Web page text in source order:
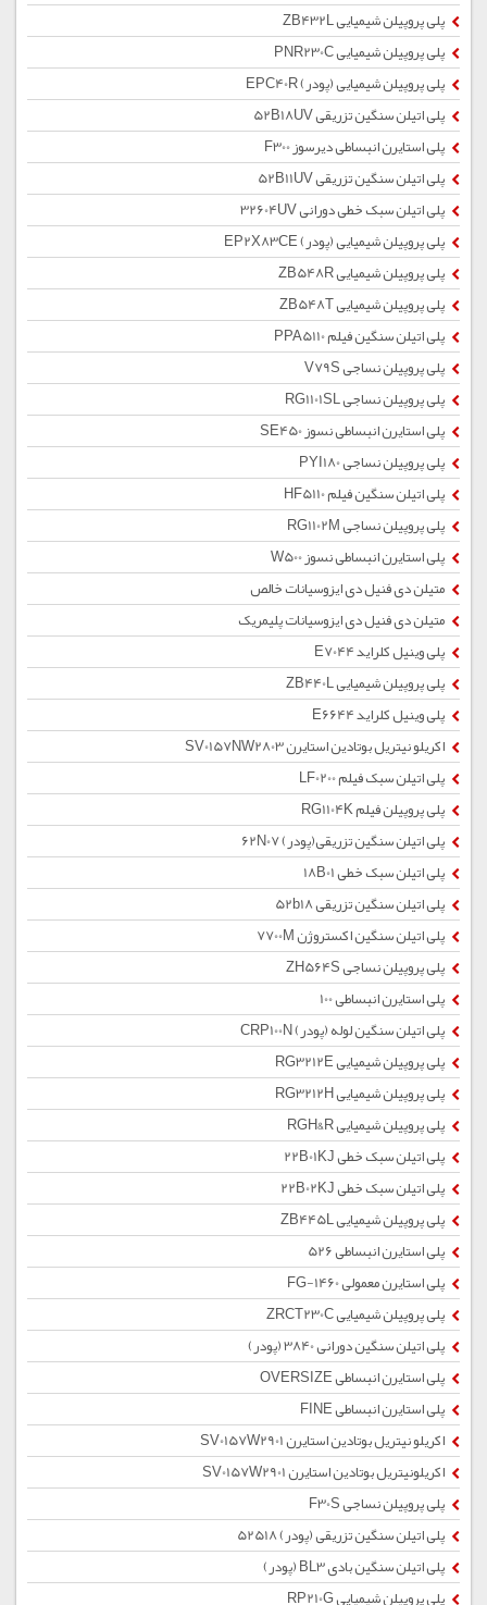
پلی پروپیلن شیمیایی ZB432L
پلی پروپیلن شیمیایی PNR230C
پلی پروپیلن شیمیایی (پودر) EPC40R
پلی اتیلن سنگین تزریقی 52B18UV
پلی استایرن انبساطی دیرسوز F300
پلی اتیلن سنگین تزریقی 52B11UV
پلی اتیلن سبک خطی دورانی 32604UV
پلی پروپیلن شیمیایی (پودر) EP2X83CE
پلی پروپیلن شیمیایی ZB548R
پلی پروپیلن شیمیایی ZB548T
پلی اتیلن سنگین فیلم PPA5110
پلی پروپیلن نساجی V79S
پلی پروپیلن نساجی RG1101SL
پلی استایرن انبساطی نسوز SE450
پلی پروپیلن نساجی PYI180
پلی اتیلن سنگین فیلم HF5110
پلی پروپیلن نساجی RG1102M
پلی استایرن انبساطی نسوز W500
متیلن دی فنیل دی ایزوسیانات خالص
متیلن دی فنیل دی ایزوسیانات پلیمریک
پلی وینیل کلراید E7044
پلی پروپیلن شیمیایی ZB440L
پلی وینیل کلراید E6644
اکریلو نیتریل بوتادین استایرن SV0157NW2803
پلی اتیلن سبک فیلم LF0200
پلی پروپیلن فیلم RG1104K
پلی اتیلن سنگین تزریقی(پودر) 62N07
پلی اتیلن سبک خطی 18B01
پلی اتیلن سنگین تزریقی 52b18
پلی اتیلن سنگین اکستروژن 7700M
پلی پروپیلن نساجی ZH564S
پلی استایرن انبساطی 100
پلی اتیلن سنگین لوله (پودر) CRP100N
پلی پروپیلن شیمیایی RG3212E
پلی پروپیلن شیمیایی RG3212H
پلی پروپیلن شیمیایی RGH&R
پلی اتیلن سبک خطی 22B01KJ
پلی اتیلن سبک خطی 22B02KJ
پلی پروپیلن شیمیایی ZB445L
پلی استایرن انبساطی 526
پلی استایرن معمولی 1460-FG
پلی پروپیلن شیمیایی ZRCT230C
پلی اتیلن سنگین دورانی 3840 (پودر)
پلی استایرن انبساطی OVERSIZE
پلی استایرن انبساطی FINE
اکریلو نیتریل بوتادین استایرن SV0157W2901
اکریلونیتریل بوتادین استایرن SV0157W2901
پلی پروپیلن نساجی F30S
پلی اتیلن سنگین تزریقی (پودر) 52518
پلی اتیلن سنگین بادی BL3 (پودر)
پلی پروپیلن شیمیایی RP210G